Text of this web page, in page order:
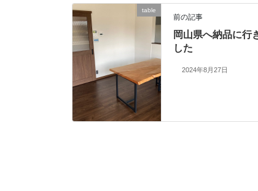
table
前の記事
岡山県へ納品に行
した
2024年8月27日